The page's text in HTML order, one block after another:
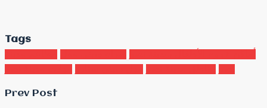
Tags
Prev Post